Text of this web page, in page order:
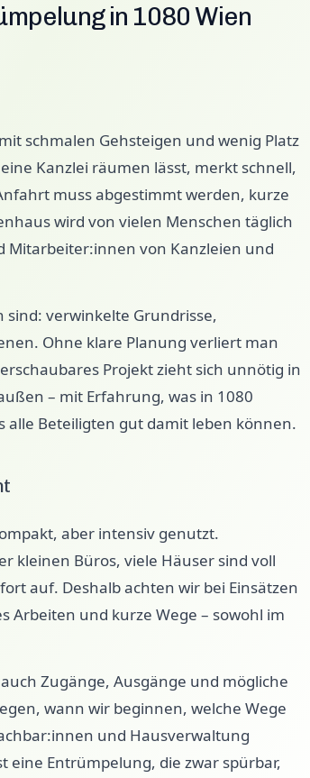
in 1080 Wien
schmalen Gehsteigen und wenig Platz
Kanzlei räumen lässt, merkt schnell,
muss abgestimmt werden, kurze
wird von vielen Menschen täglich
Mitarbeiter:innen von Kanzleien und
sind: verwinkelte Grundrisse,
Ohne klare Planung verliert man
Projekt zieht sich unnötig in
– mit Erfahrung, was in 1080
alle Beteiligten gut damit leben können.
aber intensiv genutzt.
kleinen Büros, viele Häuser sind voll
auf. Deshalb achten wir bei Einsätzen
Arbeiten und kurze Wege – sowohl im
Zugänge, Ausgänge und mögliche
wann wir beginnen, welche Wege
und Hausverwaltung
eine Entrümpelung, die zwar spürbar,